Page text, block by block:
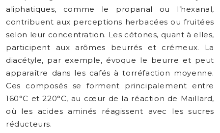
aliphatiques, comme le propanal ou l’hexanal,
contribuent aux perceptions herbacées ou fruitées
selon leur concentration. Les cétones, quant à elles,
participent aux arômes beurrés et crémeux. La
diacétyle, par exemple, évoque le beurre et peut
apparaître dans les cafés à torréfaction moyenne.
Ces composés se forment principalement entre
160°C et 220°C, au cœur de la réaction de Maillard,
où les acides aminés réagissent avec les sucres
réducteurs.